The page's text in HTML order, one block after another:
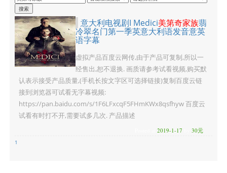
意大利电视剧I Medici美第奇家族翡
冷翠名门第一季英意大利语发音意英
语字幕
虚拟产品百度云网传,由于产品可复制,所以一
经售出,恕不退换. 画质请参考试看视频,购买默
认表示接受产品质量,(手机长按文字区可选择链接)复制百度云链
接到浏览器可试看无字幕视频:
https://pan.baidu.com/s/1F6LFxcqF5FHmKWx8qsfhyw 百度云
试看有时打不开,需要试多几次. 产品描述
2019-1-17 30元
1